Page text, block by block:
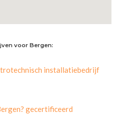
voor Bergen:
installatiebedrijf
gecertificeerd